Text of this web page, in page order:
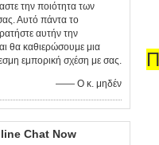
την ποιότητα των
Αυτό πάντα το
αυτήν την
θα καθιερώσουμε μια
εμπορική σχέση με σας.
—— Ο κ. μηδέν
Chat Now